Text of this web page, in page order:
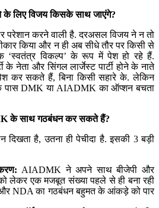
के लिए विजय किसके साथ जाएंगे?
परेशान करने वाली है. दरअसल विजय ने न तो
किया और न ही अब सीधे तौर पर किसी से
‘स्वतंत्र विकल्प’ के रूप में पेश हो रहे हैं.
के नेता और सिंगल लार्जेस्ट पार्टी होने के नाते
कर सकते हैं, बिना किसी सहारे के. लेकिन
पास DMK या AIADMK का ऑप्शन बचता
के साथ गठबंधन कर सकते हैं?
दिखता है, उतना ही पेचीदा है. इसकी 3 बड़ी
AIADMK ने अपने साथ बीजेपी और
लेकर एक मजबूत संख्या पहले से ही बना रही
NDA का गठबंधन बहुमत के आंकड़े को पार